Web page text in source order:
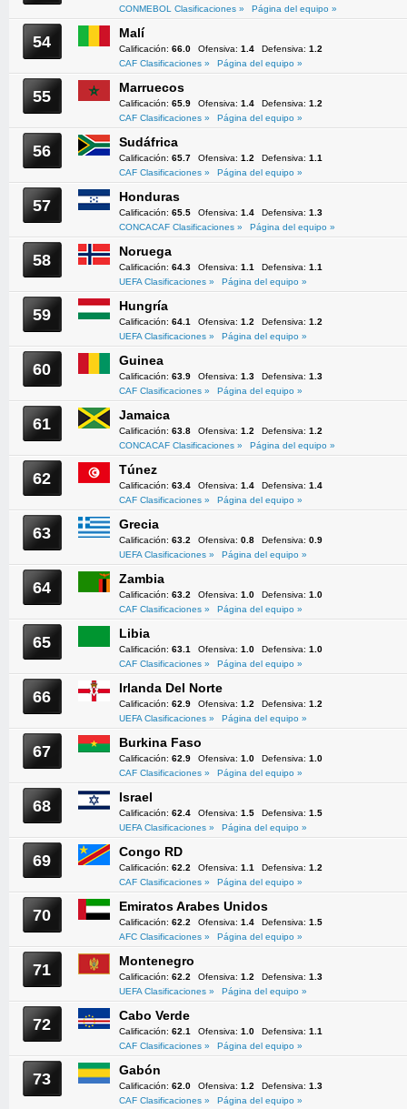
CONMEBOL Clasificaciones »
Página del equipo »
54 Malí
Calificación: 66.0 Ofensiva: 1.4 Defensiva: 1.2
CAF Clasificaciones »
Página del equipo »
55 Marruecos
Calificación: 65.9 Ofensiva: 1.4 Defensiva: 1.2
CAF Clasificaciones »
Página del equipo »
56 Sudáfrica
Calificación: 65.7 Ofensiva: 1.2 Defensiva: 1.1
CAF Clasificaciones »
Página del equipo »
57 Honduras
Calificación: 65.5 Ofensiva: 1.4 Defensiva: 1.3
CONCACAF Clasificaciones »
Página del equipo »
58 Noruega
Calificación: 64.3 Ofensiva: 1.1 Defensiva: 1.1
UEFA Clasificaciones »
Página del equipo »
59 Hungría
Calificación: 64.1 Ofensiva: 1.2 Defensiva: 1.2
UEFA Clasificaciones »
Página del equipo »
60 Guinea
Calificación: 63.9 Ofensiva: 1.3 Defensiva: 1.3
CAF Clasificaciones »
Página del equipo »
61 Jamaica
Calificación: 63.8 Ofensiva: 1.2 Defensiva: 1.2
CONCACAF Clasificaciones »
Página del equipo »
62 Túnez
Calificación: 63.4 Ofensiva: 1.4 Defensiva: 1.4
CAF Clasificaciones »
Página del equipo »
63 Grecia
Calificación: 63.2 Ofensiva: 0.8 Defensiva: 0.9
UEFA Clasificaciones »
Página del equipo »
64 Zambia
Calificación: 63.2 Ofensiva: 1.0 Defensiva: 1.0
CAF Clasificaciones »
Página del equipo »
65 Libia
Calificación: 63.1 Ofensiva: 1.0 Defensiva: 1.0
CAF Clasificaciones »
Página del equipo »
66 Irlanda Del Norte
Calificación: 62.9 Ofensiva: 1.2 Defensiva: 1.2
UEFA Clasificaciones »
Página del equipo »
67 Burkina Faso
Calificación: 62.9 Ofensiva: 1.0 Defensiva: 1.0
CAF Clasificaciones »
Página del equipo »
68 Israel
Calificación: 62.4 Ofensiva: 1.5 Defensiva: 1.5
UEFA Clasificaciones »
Página del equipo »
69 Congo RD
Calificación: 62.2 Ofensiva: 1.1 Defensiva: 1.2
CAF Clasificaciones »
Página del equipo »
70 Emiratos Arabes Unidos
Calificación: 62.2 Ofensiva: 1.4 Defensiva: 1.5
AFC Clasificaciones »
Página del equipo »
71 Montenegro
Calificación: 62.2 Ofensiva: 1.2 Defensiva: 1.3
UEFA Clasificaciones »
Página del equipo »
72 Cabo Verde
Calificación: 62.1 Ofensiva: 1.0 Defensiva: 1.1
CAF Clasificaciones »
Página del equipo »
73 Gabón
Calificación: 62.0 Ofensiva: 1.2 Defensiva: 1.3
CAF Clasificaciones »
Página del equipo »